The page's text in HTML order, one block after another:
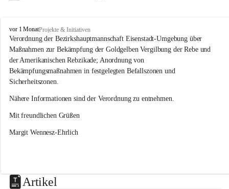
O
s
l
i
p
vor 1 MonatProjekte & Initiativen
Verordnung der Bezirkshauptmannschaft Eisenstadt-Umgebung über
Maßnahmen zur Bekämpfung der Goldgelben Vergilbung der Rebe und
der Amerikanischen Rebzikade; Anordnung von
Bekämpfungsmaßnahmen in festgelegten Befallszonen und
Sicherheitszonen.
Nähere Informationen sind der Verordnung zu entnehmen.
Mit freundlichen Grüßen
Margit Wennesz-Ehrlich
Artikel